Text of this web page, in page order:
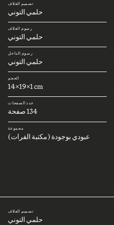
تصميم الغلاف
حلمي التوني
رسوم الغلاف
حلمي التوني
رسوم الداخل
حلمي التوني
الحجم
14x19x1 cm
عدد الصفحات
134 صفحة
مجموعة
عبودي بوجودة (مكتبة الفرات)
تصميم الغلاف
حلمي التوني